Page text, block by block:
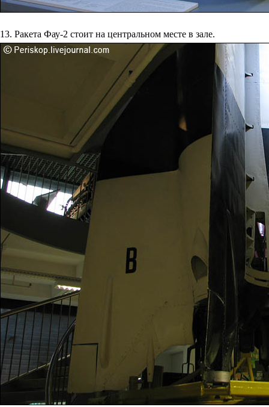
13. Ракета Фау-2 стоит на центральном месте в зале.